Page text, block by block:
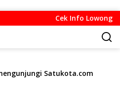
Cek Info
Satukota.com